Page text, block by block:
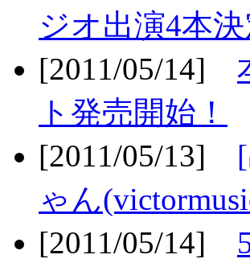
ジオ出演4本
[2011/05/14]
ト発売開始！
[2011/05/13]
ゃん
[2011/05/14]